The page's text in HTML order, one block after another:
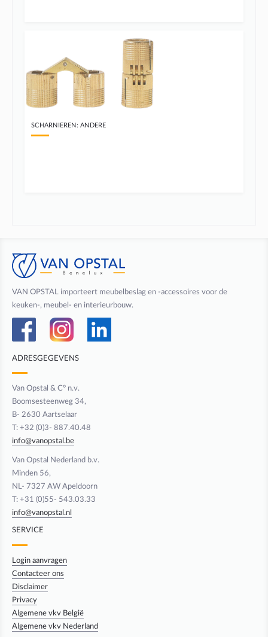
SCHARNIEREN: ANDERE
VAN OPSTAL importeert meubelbeslag en -accessoires voor de
keuken-, meubel- en interieurbouw.
ADRESGEGEVENS
Van Opstal & C° n.v.
Boomsesteenweg 34,
B- 2630 Aartselaar
T: +32 (0)3- 887.40.48
info@vanopstal.be
Van Opstal Nederland b.v.
Minden 56,
NL- 7327 AW Apeldoorn
T: +31 (0)55- 543.03.33
info@vanopstal.nl
SERVICE
Login aanvragen
Contacteer ons
Disclaimer
Privacy
Algemene vkv België
Algemene vkv Nederland